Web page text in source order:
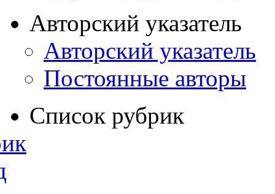
Авторский указатель
Авторский указатель
Постоянные авторы
Список рубрик